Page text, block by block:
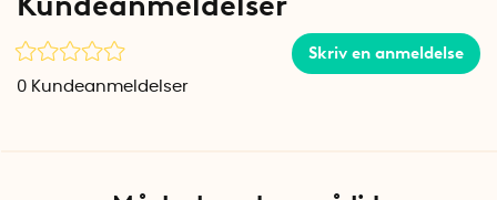
Høj kvalitet
Ankel- og håndledsvægtene er lavet af materialer af
hver gang du bruger vægtarmbåndene som ankelvægte
Skriv en anmeldelse
0 Kundeanmeldelser